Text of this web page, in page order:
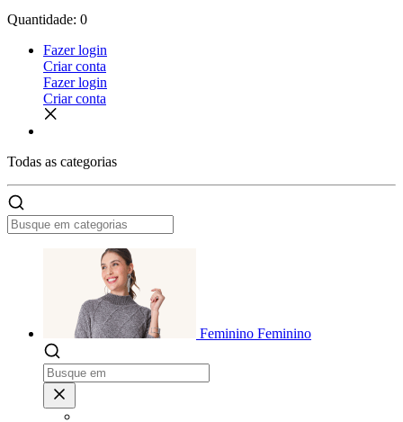
Quantidade: 0
Fazer login
Criar conta
Fazer login
Criar conta
Todas as categorias
Feminino Feminino